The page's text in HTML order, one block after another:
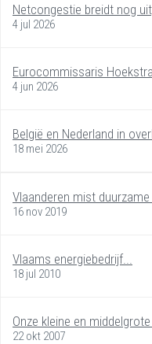
Netcongestie breidt nog
4 jul 2026
Eurocommissaris
4 jun 2026
België en Nederland in
18 mei 2026
Vlaanderen mist duurzame
16 nov 2019
Vlaams energiebedrijf...
18 jul 2010
Onze kleine en
22 okt 2007